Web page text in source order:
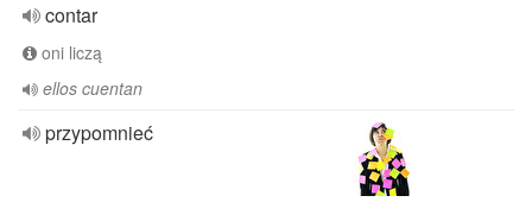
contar
oni liczą
ellos cuentan
przypomnieć